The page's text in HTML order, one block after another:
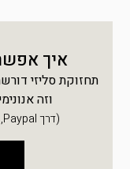
איך
תחזוקת סליזי
וזה
(דרך Paypal, בצורה מאובטחת, אנונימית ומהירה)